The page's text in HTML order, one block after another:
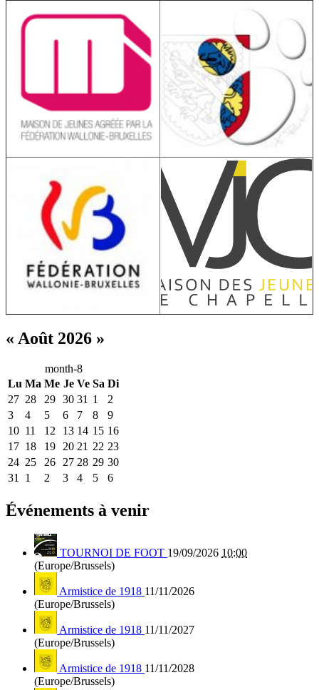
« Août 2026 »
month-8
Lu Ma Me Je Ve Sa Di
27 28 29 30 31 1
2
3
4 5 6 7 8
9
10 11 12 13 14 15 16
17 18 19 20 21 22 23
24 25 26 27 28 29 30
31
1 2 3 4 5 6
Événements à venir
TOURNOI DE FOOT 19/09/2026 10:00
(Europe/Brussels)
Armistice de 1918 11/11/2026
(Europe/Brussels)
Armistice de 1918 11/11/2027
(Europe/Brussels)
Armistice de 1918 11/11/2028
(Europe/Brussels)